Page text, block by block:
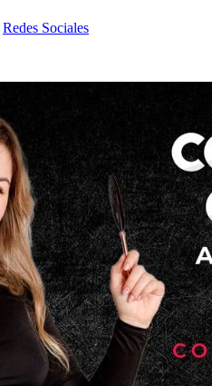
Redes Sociales